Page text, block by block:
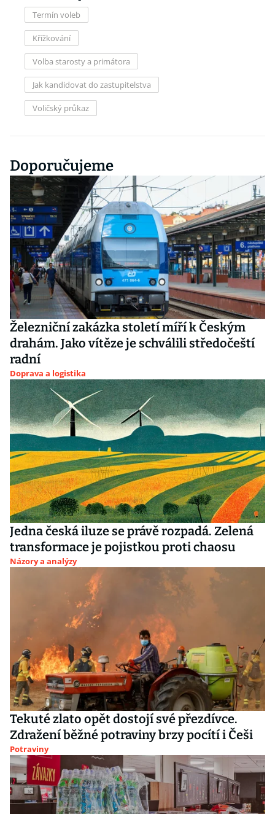
Termín voleb
Křížkování
Volba starosty a primátora
Jak kandidovat do zastupitelstva
Voličský průkaz
Doporučujeme
Železniční zakázka století míří k Českým
drahám. Jako vítěze je schválili středočeští
radní
Doprava a logistika
Jedna česká iluze se právě rozpadá. Zelená
transformace je pojistkou proti chaosu
Názory a analýzy
Tekuté zlato opět dostojí své přezdívce.
Zdražení běžné potraviny brzy pocítí i Češi
Potraviny